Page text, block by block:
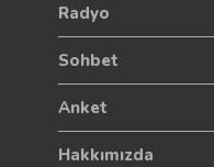
Radyo
Sohbet
Anket
Hakkımızda